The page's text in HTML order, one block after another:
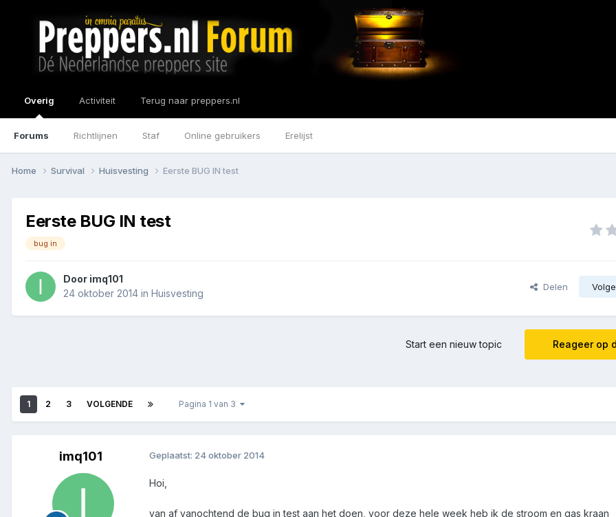
Overig
Forums Richtlijnen Staf Online gebruikers Erelijst
Activiteit Terug naar preppers.nl
Home Survival Huisvesting Eerste BUG IN test
Eerste BUG IN test
bug in
Door imq101
24 oktober 2014 in Huisvesting
Delen
Reageer op
Start een nieuw topic
1 2 3 VOLGENDE Pagina 1 van 3
imq101 Geplaatst: 24 oktober 2014
Hoi,
van af vanochtend de bug in test aan het doen, voor deze hele week heb ik de stroom en gas kraan